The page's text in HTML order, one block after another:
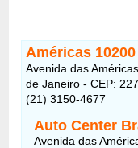
Américas
Avenida das
de Janeiro - CEP:
(21) 3150-4677
Auto Center
Avenida das